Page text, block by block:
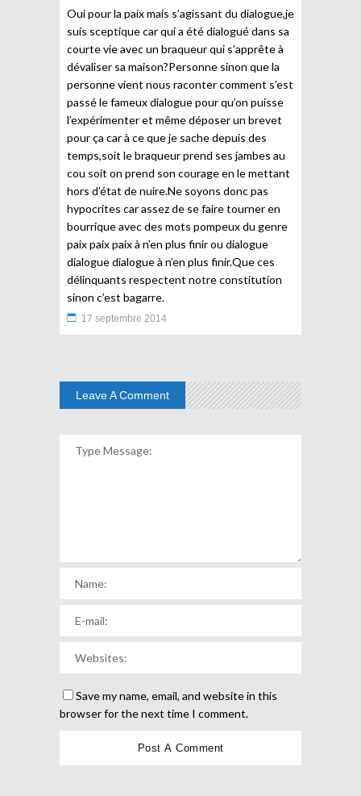
Oui pour la paix mais s’agissant du dialogue,je
suis sceptique car qui a été dialogué dans sa
courte vie avec un braqueur qui s’apprête à
dévaliser sa maison?Personne sinon que la
personne vient nous raconter comment s’est
passé le fameux dialogue pour qu’on puisse
l’expérimenter et même déposer un brevet
pour ça car à ce que je sache depuis des
temps,soit le braqueur prend ses jambes au
cou soit on prend son courage en le mettant
hors d’état de nuire.Ne soyons donc pas
hypocrites car assez de se faire tourner en
bourrique avec des mots pompeux du genre
paix paix paix à n’en plus finir ou dialogue
dialogue dialogue à n’en plus finir.Que ces
délinquants respectent notre constitution
sinon c’est bagarre.
17 septembre 2014
Leave A Comment
Save my name, email, and website in this
browser for the next time I comment.